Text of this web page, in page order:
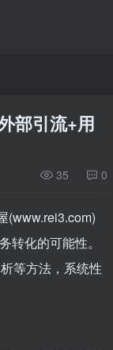
部引流+用
35 0
(www.rei3.com)
化的可能性。
等方法，系统性